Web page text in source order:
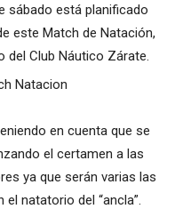
sábado está planificado
este Match de Natación,
Club Náutico Zárate.
en cuenta que se
el certamen a las
ya que serán varias las
natatorio del “ancla”.